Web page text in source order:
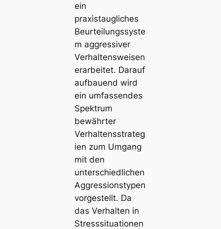
ein
praxistaugliches
Beurteilungssyste
m aggressiver
Verhaltensweisen
erarbeitet. Darauf
aufbauend wird
ein umfassendes
Spektrum
bewährter
Verhaltensstrateg
ien zum Umgang
mit den
unterschiedlichen
Aggressionstypen
vorgestellt. Da
das Verhalten in
Stresssituationen